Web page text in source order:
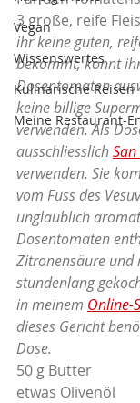
Vegan
Wissenswertes
Kulinarische Reisen
Meine Restaurant-
3 große, reife
ihr keine guten,
bekommt, könnt
Dosentomaten
keine billige
verwenden. Als
ausschliesslich
verwenden. Sie
vom Fuss des
unglaublich
Dosentomaten
Zitronensäure und
stundenlang
in meinem Online-
dieses Gericht
Dose.
50 g Butter
etwas Olivenöl